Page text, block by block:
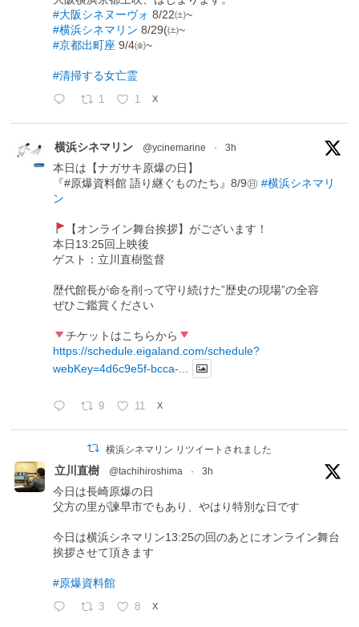
#大阪シネヌーヴォ 8/22㈯~
#横浜シネマリン 8/29(㈯~
#京都出町座 9/4㈮~
#清掃する女亡霊
1 1 X
横浜シネマリン @ycinemarine · 3h
本日は【ナガサキ原爆の日】
『#原爆資料館 語り継ぐものたち』8/9㊐#横浜シネマリ
ン
【オンライン舞台挨拶】がございます！
本日13:25回上映後
ゲスト：立川直樹監督
歴代館長が命を削って守り続けた”歴史の現場”の全容
ぜひご鑑賞ください
チケットはこちらから
https://schedule.eigaland.com/schedule?
webKey=4d6c9e5f-bcca-...
9 11 X
横浜シネマリン リツイートされました
立川直樹 @tachihiroshima · 3h
今日は長崎原爆の日
父方の里が諫早市でもあり、やはり特別な日です
今日は横浜シネマリン13:25の回のあとにオンライン舞台
挨拶させて頂きます
#原爆資料館
3 8 X